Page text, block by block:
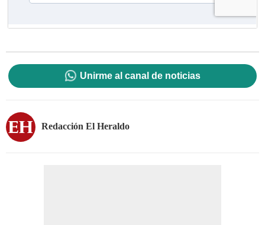
Unirme al canal de noticias
Redacción El Heraldo